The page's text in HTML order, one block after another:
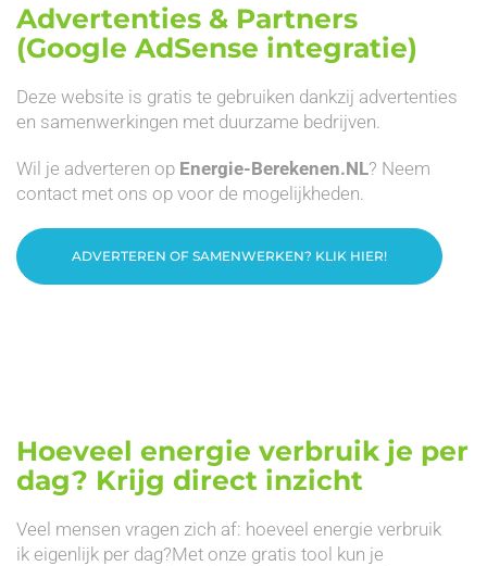
Advertenties & Partners
(Google AdSense integratie)
Deze website is gratis te gebruiken dankzij advertenties
en samenwerkingen met duurzame bedrijven.
Wil je adverteren op Energie-Berekenen.NL? Neem
contact met ons op voor de mogelijkheden.
ADVERTEREN OF SAMENWERKEN? KLIK HIER!
Hoeveel energie verbruik je per
dag? Krijg direct inzicht
Veel mensen vragen zich af: hoeveel energie verbruik
ik eigenlijk per dag?Met onze gratis tool kun je